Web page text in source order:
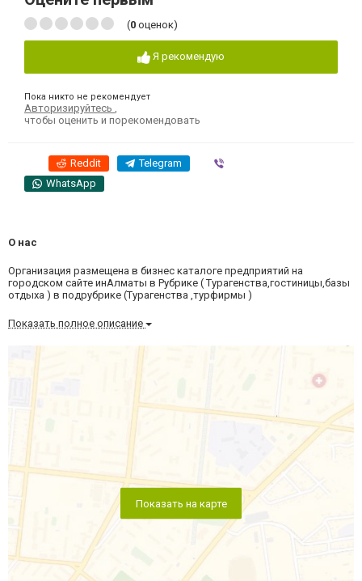
(0 оценок)
Я рекомендую
Пока никто не рекомендует
Авторизируйтесь
чтобы оценить и порекомендовать
Reddit Telegram
WhatsApp
О нас
Организация размещена в бизнес каталоге предприятий на
городском сайте инАлматы в Рубрике ( Турагенства,гостиницы,базы
отдыха ) в подрубрике (Турагенства ,турфирмы )
Показать полное описание
Показать на карте